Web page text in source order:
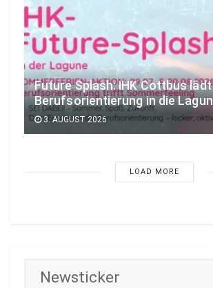
Future Splash: IHK Cottbus
Berufsorientierung in die
3. AUGUST 2026
LOAD MORE
Newsticker